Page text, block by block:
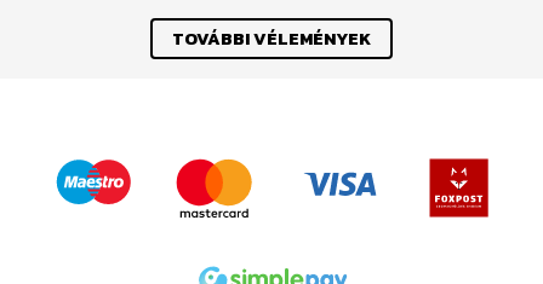
TOVÁBBI VÉLEMÉNYEK